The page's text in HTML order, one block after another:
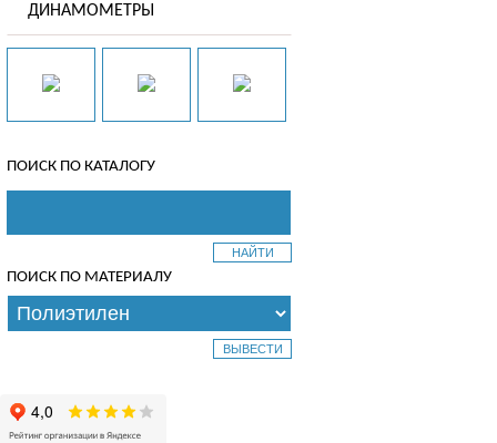
ДИНАМОМЕТРЫ
ПОИСК ПО КАТАЛОГУ
ПОИСК ПО МАТЕРИАЛУ